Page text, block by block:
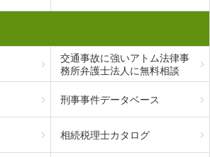
交通事故に強いアトム法律事
務所弁護士法人に無料相談
刑事事件データベース
相続税理士カタログ